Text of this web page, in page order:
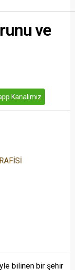
ve
Kanalımız
bilinen bir şehir